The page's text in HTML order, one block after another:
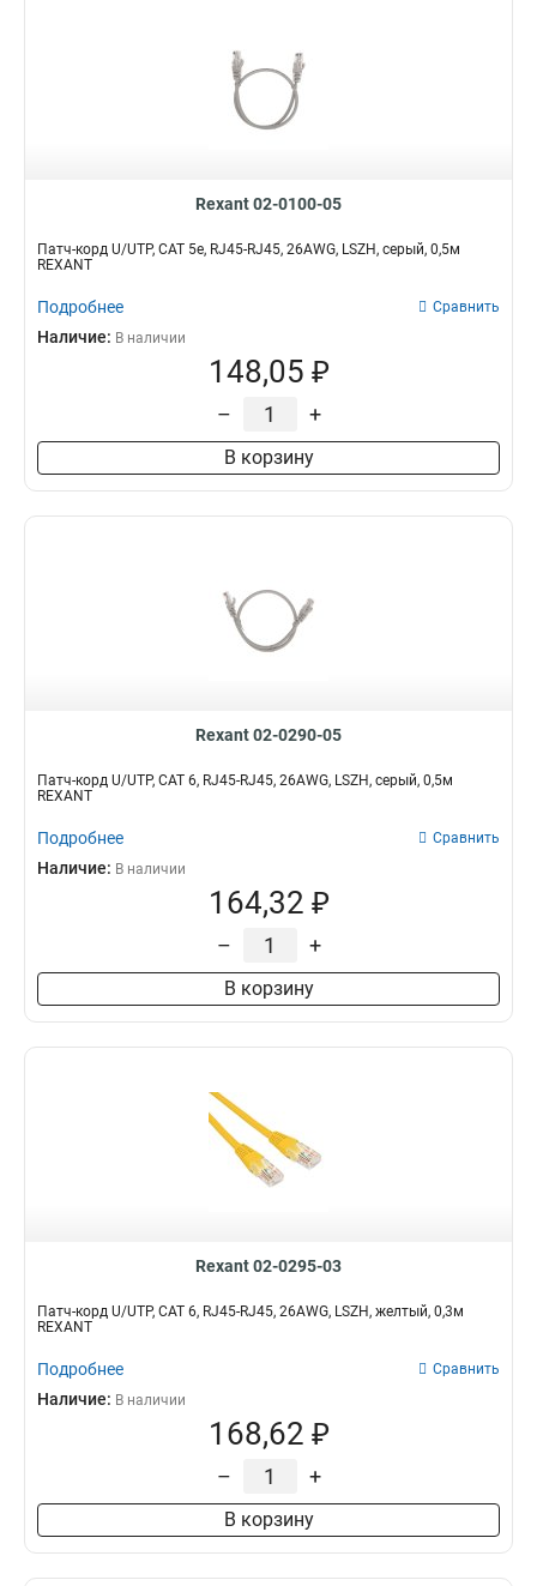
Rexant 02-0100-05
Патч-корд U/UTP, CAT 5e, RJ45-RJ45, 26AWG, LSZH, серый, 0,5м
REXANT
Подробнее Сравнить
Наличие: В наличии
148,05 ₽
– +
В корзину
Rexant 02-0290-05
Патч-корд U/UTP, CAT 6, RJ45-RJ45, 26AWG, LSZH, серый, 0,5м
REXANT
Подробнее Сравнить
Наличие: В наличии
164,32 ₽
– +
В корзину
Rexant 02-0295-03
Патч-корд U/UTP, CAT 6, RJ45-RJ45, 26AWG, LSZH, желтый, 0,3м
REXANT
Подробнее Сравнить
Наличие: В наличии
168,62 ₽
– +
В корзину